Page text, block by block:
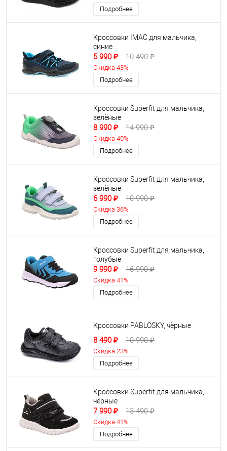
Подробнее
Кроссовки IMAC для мальчика,
синие
5 990 ₽ 10 490 ₽
Скидка 43%
Подробнее
Кроссовки Superfit для мальчика,
зелёные
8 990 ₽ 14 990 ₽
Скидка 40%
Подробнее
Кроссовки Superfit для мальчика,
зелёные
6 990 ₽ 10 990 ₽
Скидка 36%
Подробнее
Кроссовки Superfit для мальчика,
голубые
9 990 ₽ 16 990 ₽
Скидка 41%
Подробнее
Кроссовки PABLOSKY, чёрные
8 490 ₽ 10 990 ₽
Скидка 23%
Подробнее
Кроссовки Superfit для мальчика,
чёрные
7 990 ₽ 13 490 ₽
Скидка 41%
Подробнее